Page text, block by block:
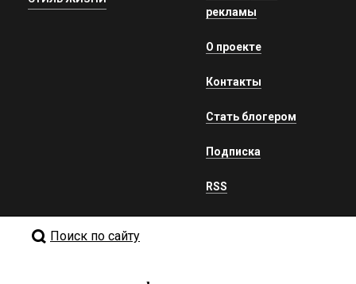
рекламы
О проекте
Контакты
Стать блогером
Подписка
RSS
Поиск по сайту